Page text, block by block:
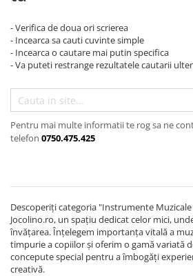
7 - 8 Ani
8 - 9 Ani
- Verifica de doua ori scrierea
- Incearca sa cauti cuvinte simple
- Incearca o cautare mai putin specifica
- Va puteti restrange rezultatele cautarii
Pentru mai multe informatii te rog sa ne
telefon 0750.475.425
Descoperiți categoria "Instrumente
Jocolino.ro, un spațiu dedicat celor mici,
învățarea. Înțelegem importanța vitală a
timpurie a copiilor și oferim o gamă variată
concepute special pentru a îmbogăți
creativă.